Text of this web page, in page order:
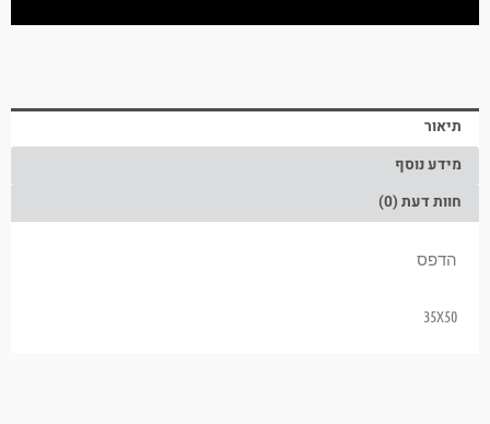
תיאור
מידע נוסף
חוות דעת (0)
הדפס
35X50